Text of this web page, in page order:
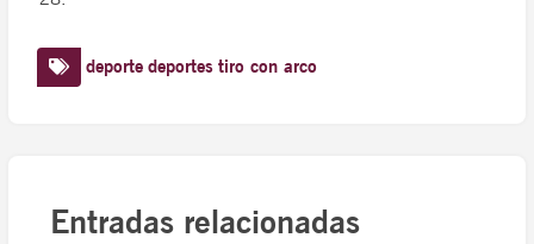
deporte deportes tiro con arco
Entradas relacionadas